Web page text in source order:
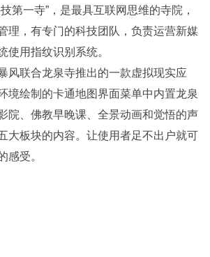
一寺”，是最具互联网思维的寺院，
理，有专门的科技团队，负责运营新媒
使用指纹识别系统。
风联合龙泉寺推出的一款虚拟现实应
境绘制的卡通地图界面菜单中内置龙泉
院、佛教早晚课、全景动画和觉悟的声
大板块的内容。让使用者足不出户就可
感受。